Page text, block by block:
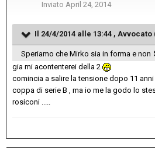
Inviato April 24, 2014
Il 24/4/2014 alle 13:44 ,
Speriamo che Mirko sia in forma e non
gia mi acontenterei della 2
comincia a salire la tensione dopo 11 anni
coppa di serie B , ma io me la godo lo
rosiconi .....